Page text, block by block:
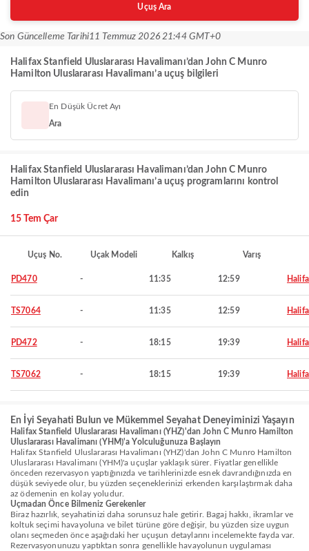
Uçuş Ara
Son Güncelleme Tarihi11 Temmuz 2026 21:44 GMT+0
Halifax Stanfield Uluslararası Havalimanı’dan John C Munro
Hamilton Uluslararası Havalimanı’a uçuş bilgileri
En Düşük Ücret Ayı
Ara
Halifax Stanfield Uluslararası Havalimanı’dan John C Munro
Hamilton Uluslararası Havalimanı’a uçuş programlarını kontrol
edin
15 Tem Çar
Uçuş No. Uçak Modeli Kalkış Varış
PD470 - 11:35 12:59
TS7064 - 11:35 12:59
PD472 - 18:15 19:39
TS7062 - 18:15 19:39
En İyi Seyahati Bulun ve Mükemmel Seyahat Deneyiminizi Yaşayın
Halifax Stanfield Uluslararası Havalimanı (YHZ)'dan John C Munro Hamilton
Uluslararası Havalimanı (YHM)'a Yolculuğunuza Başlayın
Halifax Stanfield Uluslararası Havalimanı (YHZ)'dan John C Munro Hamilton
Uluslararası Havalimanı (YHM)'a uçuşlar yaklaşık sürer. Fiyatlar genellikle
önceden rezervasyon yaptığınızda ve tarihlerinizde esnek davrandığınızda en
düşük seviyede olur, bu yüzden seçeneklerinizi erkenden karşılaştırmak daha
az ödemenin en kolay yoludur.
Uçmadan Önce Bilmeniz Gerekenler
Biraz hazırlık, seyahatinizi daha sorunsuz hale getirir. Bagaj hakkı, ikramlar ve
koltuk seçimi havayoluna ve bilet türüne göre değişir, bu yüzden size uygun
olanı seçmeden önce aşağıdaki her uçuşun detaylarını incelemekte fayda var.
Rezervasyonunuzu yaptıktan sonra genellikle havayolunun uygulaması